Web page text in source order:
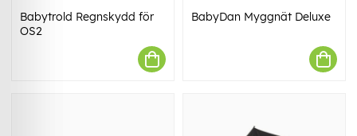
Babytrold Regnskydd för
OS2
BabyDan Myggnät Deluxe